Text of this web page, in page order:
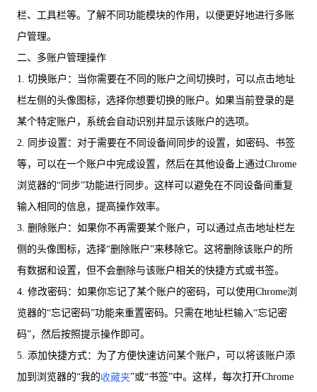
栏、工具栏等。了解不同功能模块的作用，以便更好地进行多账
户管理。
二、多账户管理操作
1. 切换账户：当你需要在不同的账户之间切换时，可以点击地址
栏左侧的头像图标，选择你想要切换的账户。如果当前登录的是
某个特定账户，系统会自动识别并显示该账户的选项。
2. 同步设置：对于需要在不同设备间同步的设置，如密码、书签
等，可以在一个账户中完成设置，然后在其他设备上通过Chrome
浏览器的“同步”功能进行同步。这样可以避免在不同设备间重复
输入相同的信息，提高操作效率。
3. 删除账户：如果你不再需要某个账户，可以通过点击地址栏左
侧的头像图标，选择“删除账户”来移除它。这将删除该账户的所
有数据和设置，但不会删除与该账户相关的快捷方式或书签。
4. 修改密码：如果你忘记了某个账户的密码，可以使用Chrome浏
览器的“忘记密码”功能来重置密码。只需在地址栏输入“忘记密
码”，然后按照提示操作即可。
5. 添加快捷方式：为了方便快速访问某个账户，可以将该账户添
加到浏览器的“我的收藏夹”或“书签”中。这样，每次打开Chrome